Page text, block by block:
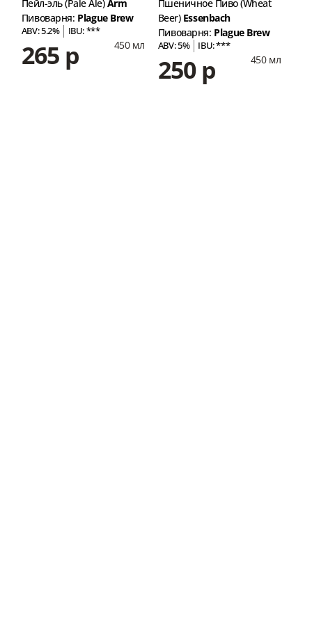
Пейл-эль (Pale Ale)Arm
Пивоварня: Plague Brew
ABV: 5.2% IBU: ***
265 р 450 мл
Пшеничное Пиво (Wheat
Beer) Essenbach
Пивоварня: Plague Brew
ABV: 5% IBU: ***
250 р 450 мл